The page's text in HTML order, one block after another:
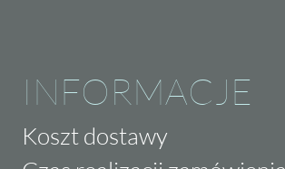
INFORMACJE
Koszt dostawy